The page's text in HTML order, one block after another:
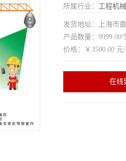
所属行业： 工程机械
发货地址：上海市
产品数量：9999.00
价格：￥ 3500.00 元
在线